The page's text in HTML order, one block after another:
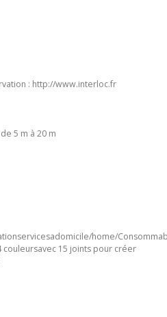
: http://www.interloc.fr
5 m à 20 m
home/
15 joints pour créer